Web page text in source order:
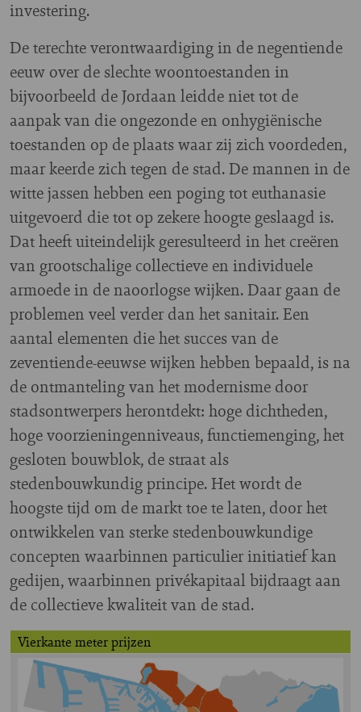
investering.
De terechte verontwaardiging in de negentiende
eeuw over de slechte woontoestanden in
bijvoorbeeld de Jordaan leidde niet tot de
aanpak van die ongezonde en onhygiënische
toestanden op de plaats waar zij zich voordeden,
maar keerde zich tegen de stad. De mannen in de
witte jassen hebben een poging tot euthanasie
uitgevoerd die tot op zekere hoogte geslaagd is.
Dat heeft uiteindelijk geresulteerd in het creëren
van grootschalige collectieve en individuele
armoede in de naoorlogse wijken. Daar gaan de
problemen veel verder dan het sanitair. Een
aantal elementen die het succes van de
zeventiende-eeuwse wijken hebben bepaald, is na
de ontmanteling van het modernisme door
stadsontwerpers herontdekt: hoge dichtheden,
hoge voorzieningenniveaus, functiemenging, het
gesloten bouwblok, de straat als
stedenbouwkundig principe. Het wordt de
hoogste tijd om de markt toe te laten, door het
ontwikkelen van sterke stedenbouwkundige
concepten waarbinnen particulier initiatief kan
gedijen, waarbinnen privékapitaal bijdraagt aan
de collectieve kwaliteit van de stad.
Vierkante meter prijzen